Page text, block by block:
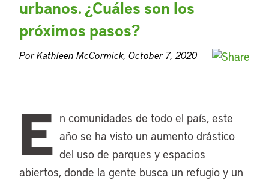
urbanos. ¿Cuáles son los
próximos pasos?
Por Kathleen McCormick, October 7, 2020
E n comunidades de todo el país, este
año se ha visto un aumento drástico
del uso de parques y espacios
abiertos, donde la gente busca un refugio y un